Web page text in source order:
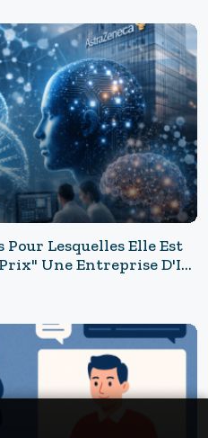
Pour Lesquelles Elle Est
Une Entreprise D'IA
Modella AI Va-T-Elle
En Oncologie ?